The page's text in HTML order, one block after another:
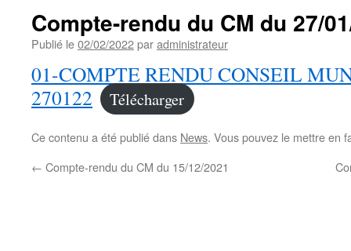
Compte-rendu du CM du 27/
Publié le02/02/2022paradministrateur
01-COMPTE RENDU CONSEIL
270122
Télécharger
Ce contenu a été publié dans News. Vous pouvez le mettre en
← Compte-rendu du CM du 15/12/2021